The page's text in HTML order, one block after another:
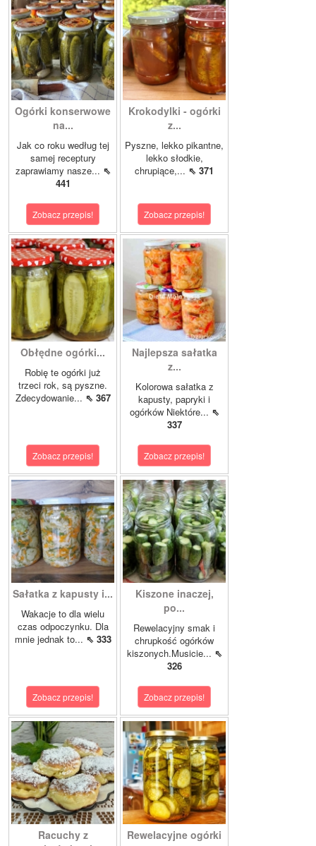
Ogórki konserwowe
na...
Jak co roku według tej
samej receptury
zaprawiamy nasze... ⇖
441
Zobacz przepis!
Krokodylki - ogórki
z...
Pyszne, lekko pikantne,
lekko słodkie,
chrupiące,... ⇖ 371
Zobacz przepis!
Obłędne ogórki...
Robię te ogórki już
trzeci rok, są pyszne.
Zdecydowanie... ⇖ 367
Zobacz przepis!
Najlepsza sałatka
z...
Kolorowa sałatka z
kapusty, papryki i
ogórków Niektóre... ⇖
337
Zobacz przepis!
Sałatka z kapusty i...
Wakacje to dla wielu
czas odpoczynku. Dla
mnie jednak to... ⇖ 333
Zobacz przepis!
Kiszone inaczej,
po...
Rewelacyjny smak i
chrupkość ogórków
kiszonych.Musicie... ⇖
326
Zobacz przepis!
Racuchy z
Rewelacyjne ogórki